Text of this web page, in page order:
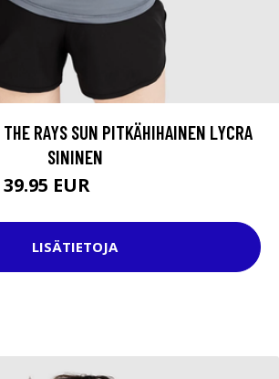
RAYS SUN PITKÄHIHAINEN LYCRA
SININEN
39.95 EUR
LISÄTIETOJA